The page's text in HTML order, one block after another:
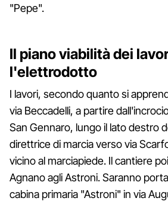
"Pepe".
Il piano viabilità dei
l'elettrodotto
I lavori, secondo quanto si
via Beccadelli, a partire
San Gennaro, lungo il lato destro
direttrice di marcia verso via
vicino al marciapiede. Il cantiere
Agnano agli Astroni. Saranno
cabina primaria "Astroni" in via